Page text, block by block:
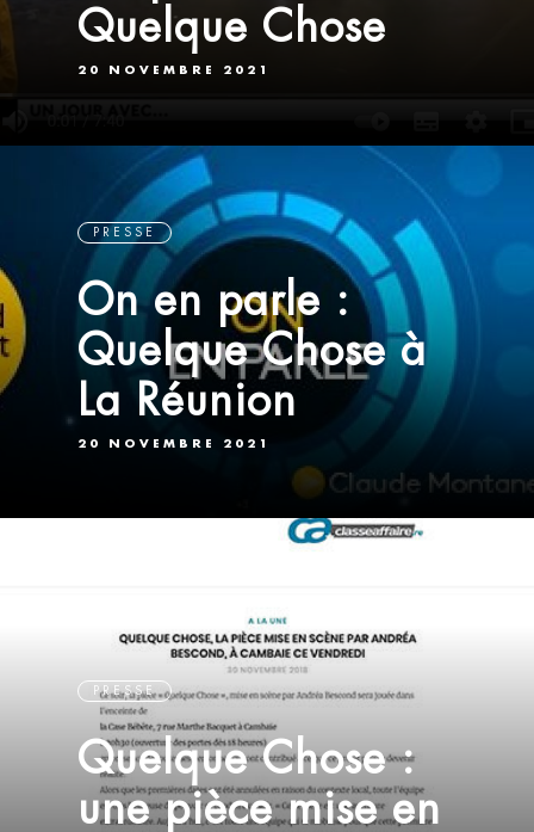
Quelque Chose
20 NOVEMBRE 2021
PRESSE
On en parle :
Quelque Chose à
La Réunion
20 NOVEMBRE 2021
PRESSE
Quelque Chose :
une pièce mise en